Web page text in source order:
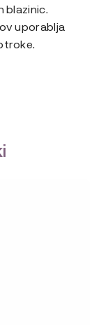
blazinic.
uporablja